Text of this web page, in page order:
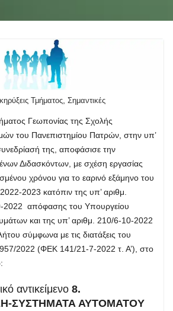
Τμήματος Σημαντικές
Γεωπονίας της Σχολής
του Πανεπιστημίου Πατρών, στην υπ’
της, αποφάσισε την
Διδασκόντων, με σχέση εργασίας
χρόνου για το εαρινό εξάμηνο του
2023 κατόπιν της υπ’ αριθμ.
απόφασης του Υπουργείου
και της υπ’ αριθμ. 210/6-10-2022
σύμφωνα με τις διατάξεις του
2022 (ΦΕΚ 141/21-7-2022 τ. Α’), στο
αντικείμενο 8.
ΣΥΣΤΗΜΑΤΑ ΑΥΤΟΜΑΤΟΥ